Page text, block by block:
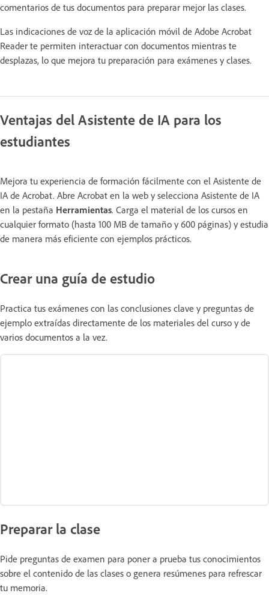
comentarios de tus documentos para preparar mejor las clases.
Las indicaciones de voz de la aplicación móvil de Adobe Acrobat
Reader te permiten interactuar con documentos mientras te
desplazas, lo que mejora tu preparación para exámenes y clases.
Ventajas del Asistente de IA para los
estudiantes
Mejora tu experiencia de formación fácilmente con el Asistente de
IA de Acrobat. Abre Acrobat en la web y selecciona Asistente de IA
en la pestaña Herramientas. Carga el material de los cursos en
cualquier formato (hasta 100 MB de tamaño y 600 páginas) y estudia
de manera más eficiente con ejemplos prácticos.
Crear una guía de estudio
Practica tus exámenes con las conclusiones clave y preguntas de
ejemplo extraídas directamente de los materiales del curso y de
varios documentos a la vez.
Preparar la clase
Pide preguntas de examen para poner a prueba tus conocimientos
sobre el contenido de las clases o genera resúmenes para refrescar
tu memoria.